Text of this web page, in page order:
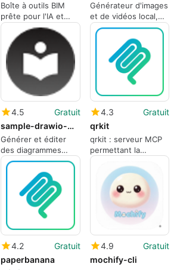
Boîte à outils BIM
prête pour l'IA et
native du navigateur
pour des flux de
travail de modèle
basés sur le web
Générateur d'images
et de vidéos local,
d'abord en CLI pour
les flux de travail des
développeurs
4.5
Gratuit
sample-drawio-mcp
Générer et éditer
des diagrammes
Draw.io à partir du
langage naturel
localement
4.3
Gratuit
qrkit
qrkit : serveur MCP
permettant la
génération de codes
QR pilotée par l'IA
4.2
Gratuit
paperbanana
4.9
Gratuit
mochify-cli